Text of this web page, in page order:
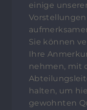
einige
Sie können
Ihre
nehmen, mit
halten, um
gewohnten